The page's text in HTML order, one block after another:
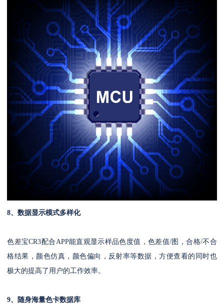
8、数据显示模式多样化
色差宝CR3配合APP能直观显示样品色度值，色差值/图，合格/不合
格结果，颜色仿真，颜色偏向，反射率等数据，方便查看的同时也
极大的提高了用户的工作效率。
9、随身海量色卡数据库